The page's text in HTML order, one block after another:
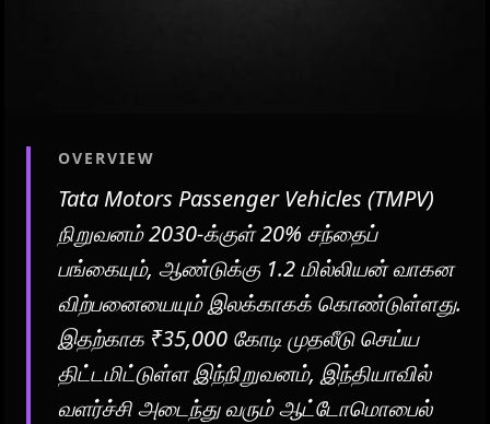
OVERVIEW
Tata Motors Passenger Vehicles (TMPV)
நிறுவனம் 2030-க்குள் 20% சந்தைப்
பங்கையும், ஆண்டுக்கு 1.2 மில்லியன் வாகன
விற்பனையையும் இலக்காகக் கொண்டுள்ளது.
இதற்காக ₹35,000 கோடி முதலீடு செய்ய
திட்டமிட்டுள்ள இந்நிறுவனம், இந்தியாவில்
வளர்ச்சி அடைந்து வரும் ஆட்டோமொபைல்